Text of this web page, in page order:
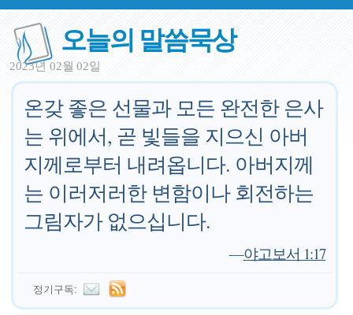
오늘의 말씀묵상
2023년 02월 02일
온갖 좋은 선물과 모든 완전한 은사
는 위에서, 곧 빛들을 지으신 아버
지께로부터 내려옵니다. 아버지께
는 이러저러한 변함이나 회전하는
그림자가 없으십니다.
—야고보서 1:17
정기구독: